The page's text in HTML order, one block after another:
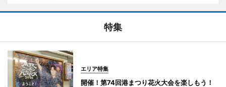
特集
エリア特集
開催！第74回港まつり花火大会を楽しもう！